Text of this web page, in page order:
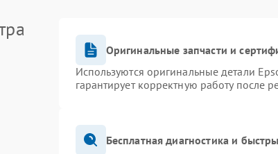
Оригинальные запчасти и
Используются оригинальные детали
гарантирует корректную работу после
Бесплатная диагностика и